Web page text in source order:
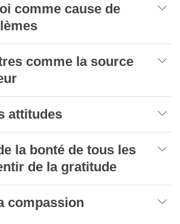
comme cause de
comme la source
attitudes
la bonté de tous les
de la gratitude
compassion